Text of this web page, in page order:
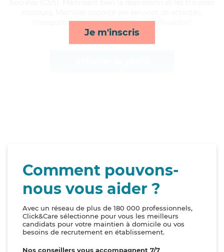
Je m'inscris
transports, lever/coucher et courses/livraison*
Comment pouvons-
nous vous aider ?
Avec un réseau de plus de 180 000 professionnels,
Click&Care sélectionne pour vous les meilleurs
candidats pour votre maintien à domicile ou vos
besoins de recrutement en établissement.
Nos conseillers vous accompagnent 7/7